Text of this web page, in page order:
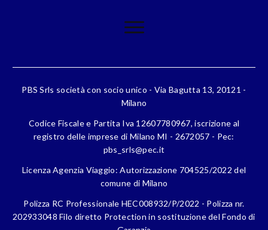
PBS Srls società con socio unico - Via Bagutta 13, 20121 -
Milano
Codice Fiscale e Partita Iva 12607780967, iscrizione al
registro delle imprese di Milano MI - 2672057 - Pec:
pbs_srls@pec.it
Licenza Agenzia Viaggio: Autorizzazione 704525/2022 del
comune di Milano
Polizza RC Professionale HEC008932/P/2022 - Polizza nr.
202933048 Filo diretto Protection in sostituzione del Fondo di